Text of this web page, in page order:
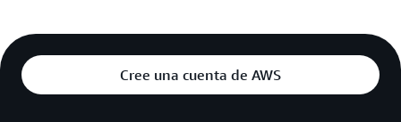
Cree una cuenta de AWS